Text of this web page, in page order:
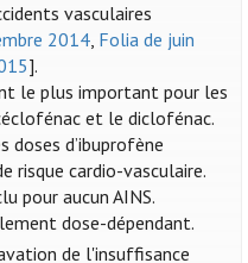
vasculaires
2014, Folia de juin
].
le plus important pour les
et le diclofénac.
doses d’ibuprofène
risque cardio-vasculaire.
pour aucun AINS.
dose-dépendant.
de l'insuffisance